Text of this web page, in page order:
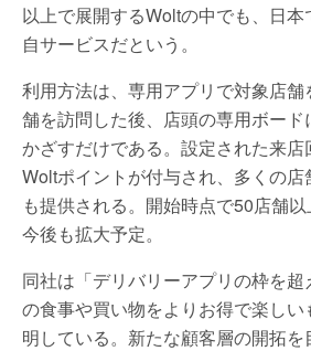
以上で展開するWoltの中でも、日
自サービスだという。
利用方法は、専用アプリで対象店
舗を訪問した後、店頭の専用ボー
かざすだけである。設定された来店
Woltポイントが付与され、多くの
も提供される。開始時点で50店舗以
今後も拡大予定。
同社は「デリバリーアプリの枠を
の食事や買い物をよりお得で楽し
明している。新たな顧客層の開拓